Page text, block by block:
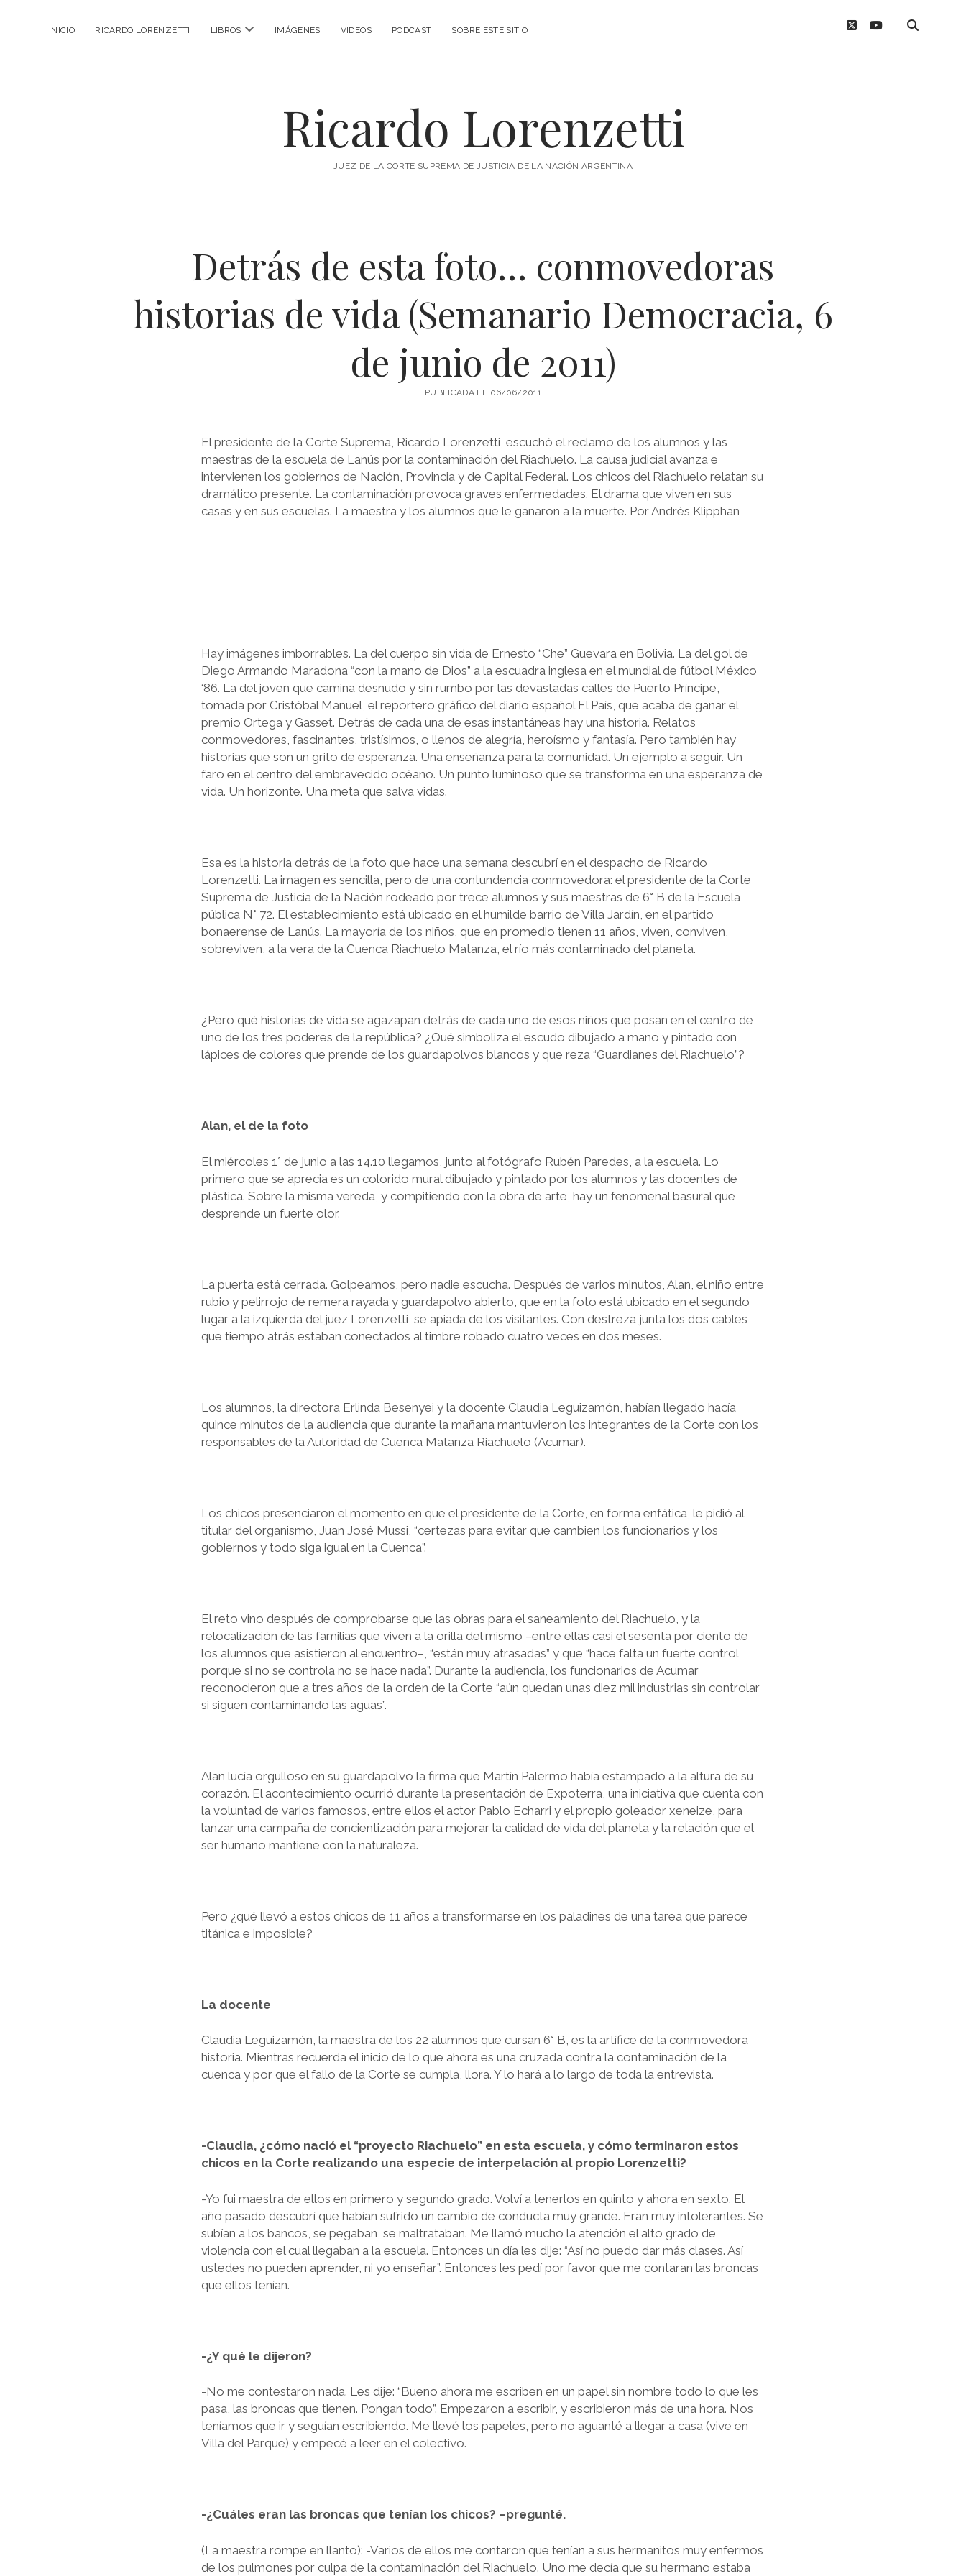
INICIO RICARDO LORENZETTI LIBROS abrir
IMÁGENES VIDEOS PODCAST SOBRE ESTE SITIO twitteryoutube
Ricardo Lorenzetti
JUEZ DE LA CORTE SUPREMA DE JUSTICIA DE LA NACIÓN ARGENTINA
Detrás de esta foto… conmovedoras
historias de vida (Semanario Democracia, 6
de junio de 2011)
PUBLICADA EL 06/06/2011
El presidente de la Corte Suprema, Ricardo Lorenzetti, escuchó el reclamo de los alumnos y las
maestras de la escuela de Lanús por la contaminación del Riachuelo. La causa judicial avanza e
intervienen los gobiernos de Nación, Provincia y de Capital Federal. Los chicos del Riachuelo relatan su
dramático presente. La contaminación provoca graves enfermedades. El drama que viven en sus
casas y en sus escuelas. La maestra y los alumnos que le ganaron a la muerte. Por Andrés Klipphan
Hay imágenes imborrables. La del cuerpo sin vida de Ernesto “Che” Guevara en Bolivia. La del gol de
Diego Armando Maradona “con la mano de Dios” a la escuadra inglesa en el mundial de fútbol México
‘86. La del joven que camina desnudo y sin rumbo por las devastadas calles de Puerto Príncipe,
tomada por Cristóbal Manuel, el reportero gráfico del diario español El País, que acaba de ganar el
premio Ortega y Gasset. Detrás de cada una de esas instantáneas hay una historia. Relatos
conmovedores, fascinantes, tristísimos, o llenos de alegría, heroísmo y fantasía. Pero también hay
historias que son un grito de esperanza. Una enseñanza para la comunidad. Un ejemplo a seguir. Un
faro en el centro del embravecido océano. Un punto luminoso que se transforma en una esperanza de
vida. Un horizonte. Una meta que salva vidas.
Esa es la historia detrás de la foto que hace una semana descubrí en el despacho de Ricardo
Lorenzetti. La imagen es sencilla, pero de una contundencia conmovedora: el presidente de la Corte
Suprema de Justicia de la Nación rodeado por trece alumnos y sus maestras de 6° B de la Escuela
pública N° 72. El establecimiento está ubicado en el humilde barrio de Villa Jardín, en el partido
bonaerense de Lanús. La mayoría de los niños, que en promedio tienen 11 años, viven, conviven,
sobreviven, a la vera de la Cuenca Riachuelo Matanza, el río más contaminado del planeta.
¿Pero qué historias de vida se agazapan detrás de cada uno de esos niños que posan en el centro de
uno de los tres poderes de la república? ¿Qué simboliza el escudo dibujado a mano y pintado con
lápices de colores que prende de los guardapolvos blancos y que reza “Guardianes del Riachuelo”?
Alan, el de la foto
El miércoles 1° de junio a las 14.10 llegamos, junto al fotógrafo Rubén Paredes, a la escuela. Lo
primero que se aprecia es un colorido mural dibujado y pintado por los alumnos y las docentes de
plástica. Sobre la misma vereda, y compitiendo con la obra de arte, hay un fenomenal basural que
desprende un fuerte olor.
La puerta está cerrada. Golpeamos, pero nadie escucha. Después de varios minutos, Alan, el niño entre
rubio y pelirrojo de remera rayada y guardapolvo abierto, que en la foto está ubicado en el segundo
lugar a la izquierda del juez Lorenzetti, se apiada de los visitantes. Con destreza junta los dos cables
que tiempo atrás estaban conectados al timbre robado cuatro veces en dos meses.
Los alumnos, la directora Erlinda Besenyei y la docente Claudia Leguizamón, habían llegado hacía
quince minutos de la audiencia que durante la mañana mantuvieron los integrantes de la Corte con los
responsables de la Autoridad de Cuenca Matanza Riachuelo (Acumar).
Los chicos presenciaron el momento en que el presidente de la Corte, en forma enfática, le pidió al
titular del organismo, Juan José Mussi, “certezas para evitar que cambien los funcionarios y los
gobiernos y todo siga igual en la Cuenca”.
El reto vino después de comprobarse que las obras para el saneamiento del Riachuelo, y la
relocalización de las familias que viven a la orilla del mismo –entre ellas casi el sesenta por ciento de
los alumnos que asistieron al encuentro–, “están muy atrasadas” y que “hace falta un fuerte control
porque si no se controla no se hace nada”. Durante la audiencia, los funcionarios de Acumar
reconocieron que a tres años de la orden de la Corte “aún quedan unas diez mil industrias sin controlar
si siguen contaminando las aguas”.
Alan lucía orgulloso en su guardapolvo la firma que Martín Palermo había estampado a la altura de su
corazón. El acontecimiento ocurrió durante la presentación de Expoterra, una iniciativa que cuenta con
la voluntad de varios famosos, entre ellos el actor Pablo Echarri y el propio goleador xeneize, para
lanzar una campaña de concientización para mejorar la calidad de vida del planeta y la relación que el
ser humano mantiene con la naturaleza.
Pero ¿qué llevó a estos chicos de 11 años a transformarse en los paladines de una tarea que parece
titánica e imposible?
La docente
Claudia Leguizamón, la maestra de los 22 alumnos que cursan 6° B, es la artífice de la conmovedora
historia. Mientras recuerda el inicio de lo que ahora es una cruzada contra la contaminación de la
cuenca y por que el fallo de la Corte se cumpla, llora. Y lo hará a lo largo de toda la entrevista.
-Claudia, ¿cómo nació el “proyecto Riachuelo” en esta escuela, y cómo terminaron estos
chicos en la Corte realizando una especie de interpelación al propio Lorenzetti?
-Yo fui maestra de ellos en primero y segundo grado. Volví a tenerlos en quinto y ahora en sexto. El
año pasado descubrí que habían sufrido un cambio de conducta muy grande. Eran muy intolerantes. Se
subían a los bancos, se pegaban, se maltrataban. Me llamó mucho la atención el alto grado de
violencia con el cual llegaban a la escuela. Entonces un día les dije: “Así no puedo dar más clases. Así
ustedes no pueden aprender, ni yo enseñar”. Entonces les pedí por favor que me contaran las broncas
que ellos tenían.
-¿Y qué le dijeron?
-No me contestaron nada. Les dije: “Bueno ahora me escriben en un papel sin nombre todo lo que les
pasa, las broncas que tienen. Pongan todo”. Empezaron a escribir, y escribieron más de una hora. Nos
teníamos que ir y seguían escribiendo. Me llevé los papeles, pero no aguanté a llegar a casa (vive en
Villa del Parque) y empecé a leer en el colectivo.
-¿Cuáles eran las broncas que tenían los chicos? –pregunté.
(La maestra rompe en llanto): -Varios de ellos me contaron que tenían a sus hermanitos muy enfermos
de los pulmones por culpa de la contaminación del Riachuelo. Uno me decía que su hermano estaba